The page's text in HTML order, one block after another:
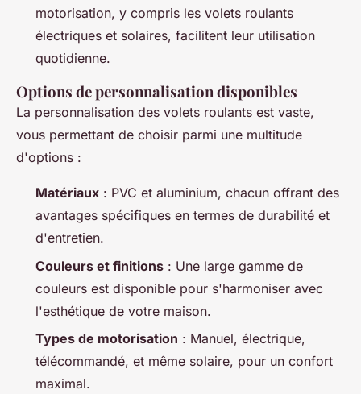
motorisation, y compris les volets roulants
électriques et solaires, facilitent leur utilisation
quotidienne.
Options de personnalisation disponibles
La personnalisation des volets roulants est vaste,
vous permettant de choisir parmi une multitude
d'options :
Matériaux : PVC et aluminium, chacun offrant des
avantages spécifiques en termes de durabilité et
d'entretien.
Couleurs et finitions : Une large gamme de
couleurs est disponible pour s'harmoniser avec
l'esthétique de votre maison.
Types de motorisation : Manuel, électrique,
télécommandé, et même solaire, pour un confort
maximal.